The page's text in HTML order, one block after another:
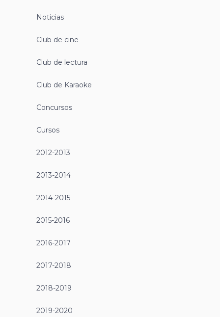
Noticias
Club de cine
Club de lectura
Club de Karaoke
Concursos
Cursos
2012-2013
2013-2014
2014-2015
2015-2016
2016-2017
2017-2018
2018-2019
2019-2020